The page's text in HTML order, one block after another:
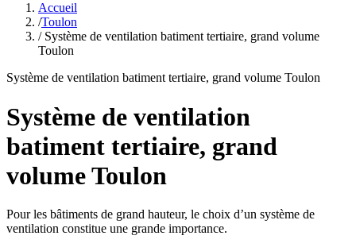
Accueil
/Toulon
/ Système de ventilation batiment tertiaire, grand volume
Toulon
Système de ventilation batiment tertiaire, grand volume Toulon
Système de ventilation
batiment tertiaire, grand
volume Toulon
Pour les bâtiments de grand hauteur, le choix d’un système de
ventilation constitue une grande importance.